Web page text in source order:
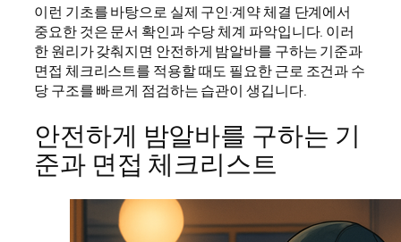
이런 기초를 바탕으로 실제 구인·계약 체결 단계에서
중요한 것은 문서 확인과 수당 체계 파악입니다. 이러
한 원리가 갖춰지면 안전하게 밤알바를 구하는 기준과
면접 체크리스트를 적용할 때도 필요한 근로 조건과 수
당 구조를 빠르게 점검하는 습관이 생깁니다.
안전하게 밤알바를 구하는 기
준과 면접 체크리스트